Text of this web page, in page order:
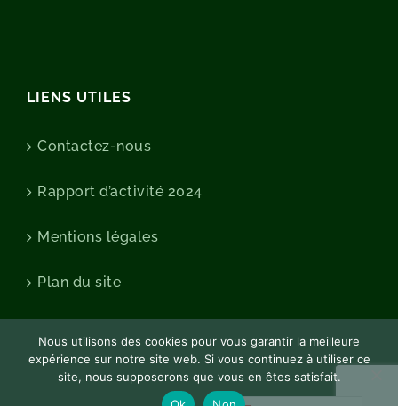
LIENS UTILES
Contactez-nous
Rapport d’activité 2024
Mentions légales
Plan du site
Nous utilisons des cookies pour vous garantir la meilleure
expérience sur notre site web. Si vous continuez à utiliser ce
site, nous supposerons que vous en êtes satisfait.